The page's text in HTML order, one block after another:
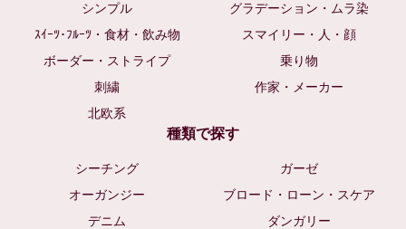
シンプル
グラデーション・ムラ染
ｽｲｰﾂ･ﾌﾙｰﾂ・食材・飲み物
スマイリー・人・顔
ボーダー・ストライプ
乗り物
刺繍
作家・メーカー
北欧系
種類で探す
シーチング
ガーゼ
オーガンジー
ブロード・ローン・スケア
デニム
ダンガリー